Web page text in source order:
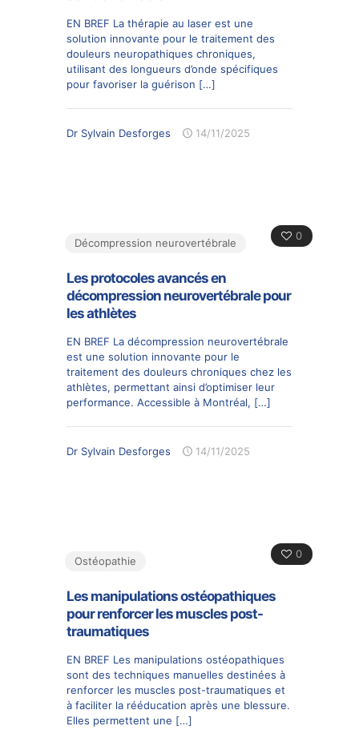
EN BREF La thérapie au laser est une
solution innovante pour le traitement des
douleurs neuropathiques chroniques,
utilisant des longueurs d’onde spécifiques
pour favoriser la guérison […]
Dr Sylvain Desforges 14/11/2025
0
Décompression neurovertébrale
Les protocoles avancés en
décompression neurovertébrale pour
les athlètes
EN BREF La décompression neurovertébrale
est une solution innovante pour le
traitement des douleurs chroniques chez les
athlètes, permettant ainsi d’optimiser leur
performance. Accessible à Montréal, […]
Dr Sylvain Desforges 14/11/2025
0
Ostéopathie
Les manipulations ostéopathiques
pour renforcer les muscles post-
traumatiques
EN BREF Les manipulations ostéopathiques
sont des techniques manuelles destinées à
renforcer les muscles post-traumatiques et
à faciliter la rééducation après une blessure.
Elles permettent une […]